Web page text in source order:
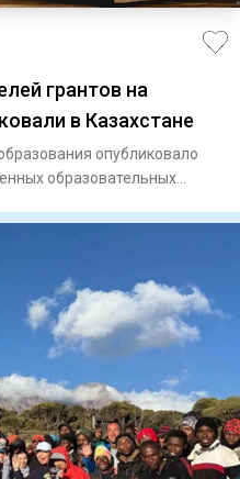
грантов на
в Казахстане
опубликовало
образовательных